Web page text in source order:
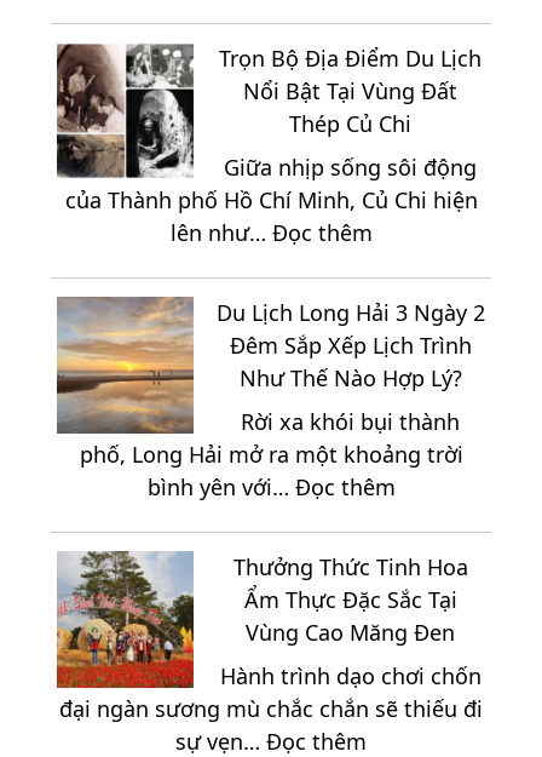
Ngày
2
Đêm
Giá
2.150K
Nang
Di
Chuyển
Vĩnh
Hy
Ngày
1
Đêm
Trọn
Trọn Bộ Địa Điểm Du Lịch
Nổi Bật Tại Vùng Đất
Thép Củ Chi
Giữa nhịp sống sôi động
của Thành phố Hồ Chí Minh, Củ Chi hiện
lên như… Đọc thêm:
Bộ
Địa
Điểm
Du
Lịch
Nổi
Bật
Tại
Vùng
Đất
Thép
Chi
Du Lịch Long Hải 3 Ngày 2
Đêm Sắp Xếp Lịch Trình
Như Thế Nào Hợp Lý?
Rời xa khói bụi thành
phố, Long Hải mở ra một khoảng trời
bình yên với… Đọc thêm:
Lịch
Long
Hải
3
Ngày
2
Thưởng Thức Tinh Hoa
Ẩm Thực Đặc Sắc Tại
Vùng Cao Măng Đen
Hành trình dạo chơi chốn
đại ngàn sương mù chắc chắn sẽ thiếu đi
sự vẹn… Đọc thêm